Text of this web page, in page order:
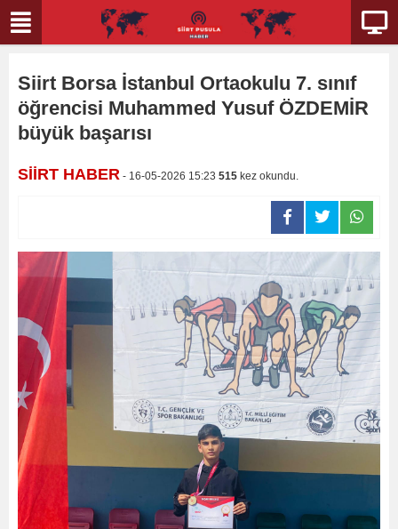
Siirt Borsa İstanbul Ortaokulu 7. sınıf
öğrencisi Muhammed Yusuf ÖZDEMİR
büyük başarısı
SİİRT HABER - 16-05-2026 15:23 515 kez okundu.